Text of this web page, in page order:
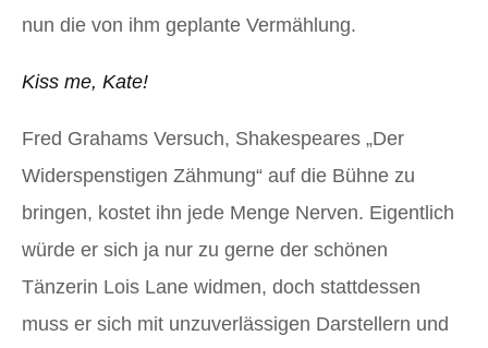
nun die von ihm geplante Vermählung.
Kiss me, Kate!
Fred Grahams Versuch, Shakespeares „Der
Widerspenstigen Zähmung“ auf die Bühne zu
bringen, kostet ihn jede Menge Nerven. Eigentlich
würde er sich ja nur zu gerne der schönen
Tänzerin Lois Lane widmen, doch stattdessen
muss er sich mit unzuverlässigen Darstellern und